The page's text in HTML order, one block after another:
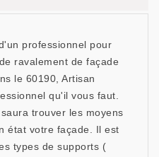
professionnel pour
ravalement de façade
le 60190, Artisan
qu'il vous faut.
trouver les moyens
état votre façade. Il est
types de supports (